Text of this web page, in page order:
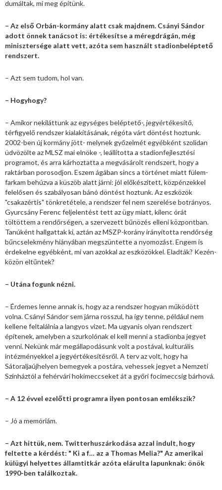
dumáltak, mi meg építünk.
– Az első Orbán-kormány alatt csak majdnem. Csányi Sándor
adott önnek tanácsot is: értékesítse a méregdrágán, még
minisztersége alatt vett, azóta sem használt stadionbeléptető
rendszert.
– Azt sem tudom, hol van.
– Hogyhogy?
– Amikor nekiláttunk az egységes beléptető-, jegyértékesítő,
térfigyelő rendszer kialakításának, régóta várt döntést hoztunk.
2002-ben új kormány jött- melynek győzelmét egyébként szolidan
üdvözölte az MLSZ mai elnöke -, leállította a stadionfejlesztési
programot, és arra kárhoztatta a megvásárolt rendszert, hogy a
raktárban porosodjon. Eszem ágában sincs a történet miatt fülem-
farkam behúzva a küszöb alatt járni: jól előkészített, közpénzekkel
felelősen és szabályosan bánó döntést hoztunk. Az eszközök
"csakazértis" tönkretétele, a rendszer fel nem szerelése botrányos.
Gyurcsány Ferenc feljelentést tett az ügy miatt, kilenc órát
töltöttem a rendőrségen, a szervezett bűnözés elleni központban.
Tanúként hallgattak ki, aztán az MSZP-korány irányította rendőrség
bűncselekmény hiányában megszüntette a nyomozást. Engem is
érdekelne egyébként, mi van azokkal az eszközökkel. Eladták? Kezén-
közön eltűntek?
– Utána fogunk nézni.
– Érdemes lenne annak is, hogy az a rendszer hogyan működött
volna. Csányi Sándor sem járna rosszul, ha így tenne, például nem
kellene feltalálnia a langyos vizet. Ma ugyanis olyan rendszert
építenek, amelyben a szurkolónak el kell menni a stadionba jegyet
venni. Nekünk már megállapodásunk volt a postával, kulturális
intézményekkel a jegyértékesítésről. A terv az volt, hogy ha
Sátoraljaújhelyen bemegyek a postára, vehessek jegyet a Nemzeti
Színháztól a fehérvári hokimeccseket át a győri focimeccsig bárhová.
– A 12 évvel ezelőtti programra ilyen pontosan emlékszik?
– Jó a memóriám.
– Azt hittük, nem. Twitterhuszárkodása azzal indult, hogy
feltette a kérdést: " Ki a f… az a Thomas Melia?" Az amerikai
külügyi helyettes államtitkár azóta elárulta lapunknak: önök
1990-ben találkoztak.